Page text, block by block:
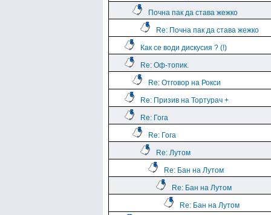
Почна пак да става жежко
Re: Почна пак да става жежко
Как се води дискусия ? (!)
Re: Оф-топик.
Re: Отговор на Рокси
Re: Призив на Тортурач +
Re: Гога
Re: Гога
Re: Лутом
Re: Бан на Лутом
Re: Бан на Лутом
Re: Бан на Лутом